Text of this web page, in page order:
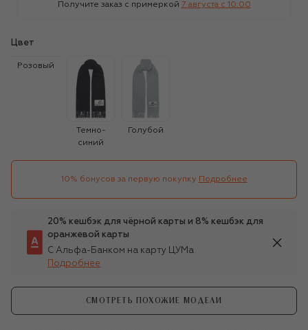
Получите заказ с примеркой 7 августа c 10:00
Цвет
Розовый
Темно-
синий
Голубой
10% бонусов за первую покупку Подробнее
20% кешбэк для чёрной карты и 8% кешбэк для
оранжевой карты
С Альфа-Банком на карту ЦУМа
Подробнее
СМОТРЕТЬ ПОХОЖИЕ МОДЕЛИ